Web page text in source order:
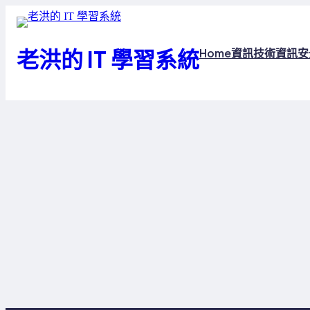
老洪的 IT 學習系統Home資訊技術資訊